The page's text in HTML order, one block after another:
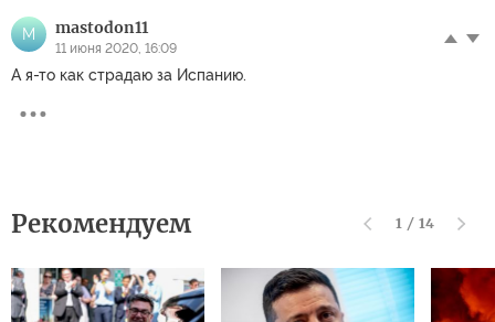
M mastodon11
11 июня 2020, 16:09
А я-то как страдаю за Испанию.
Рекомендуем 1 / 14